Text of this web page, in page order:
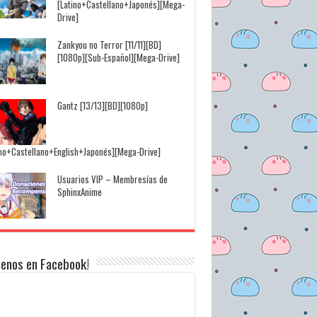
[Latino+Castellano+Japonés][Mega-
Drive]
Zankyou no Terror [11/11][BD]
[1080p][Sub-Español][Mega-Drive]
Gantz [13/13][BD][1080p]
Drive]
Usuarios VIP – Membresías de
SphinxAnime
en Facebook!